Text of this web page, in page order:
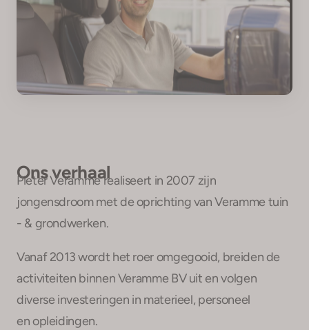
Ons verhaal
Pieter Veramme realiseert in 2007 zijn
jongensdroom met de oprichting van Veramme tuin
- & grondwerken.
Vanaf 2013 wordt het roer omgegooid, breiden de
activiteiten binnen Veramme BV uit en volgen
diverse investeringen in materieel, personeel
en opleidingen.